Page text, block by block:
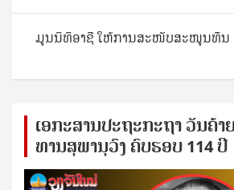
ມູນນິທິອາຊີ ໃຫ້ການສະໜັບສະໜູນທຶນ
ເອ​ກະ​ສານ​ປະ​ຖະ​ກະ​ຖ​າ ວັນ​ຄ້າ
ທານ​ສຸ​ພາ​ນຸ​ວົງ ຄົບ​ຮອບ 114 ປີ